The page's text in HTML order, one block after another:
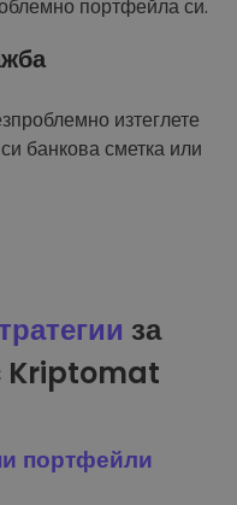
портфейла си.
изтеглете
банкова сметка или
за
Kriptomat
портфейли